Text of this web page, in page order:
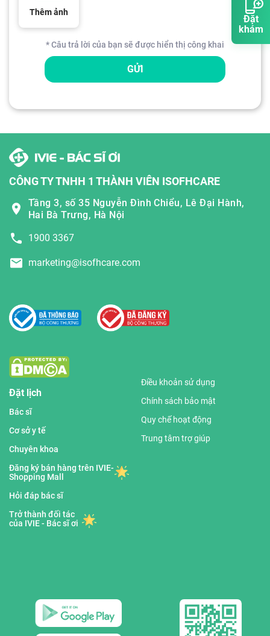
Đặt
khám
Thêm ảnh
* Câu trả lời của bạn sẽ được hiển thị công khai
GỬI
CÔNG TY TNHH 1 THÀNH VIÊN ISOFHCARE
Tầng 3, số 35 Nguyễn Đình Chiểu, Lê Đại Hành,
Hai Bà Trưng, Hà Nội
1900 3367
marketing@isofhcare.com
Đặt lịch
Bác sĩ
Cơ sở y tế
Chuyên khoa
Đăng ký bán hàng trên IVIE-
Shopping Mall
Hỏi đáp bác sĩ
Trở thành đối tác
của IVIE - Bác sĩ ơi
Điều khoản sử dụng
Chính sách bảo mật
Quy chế hoạt động
Trung tâm trợ giúp